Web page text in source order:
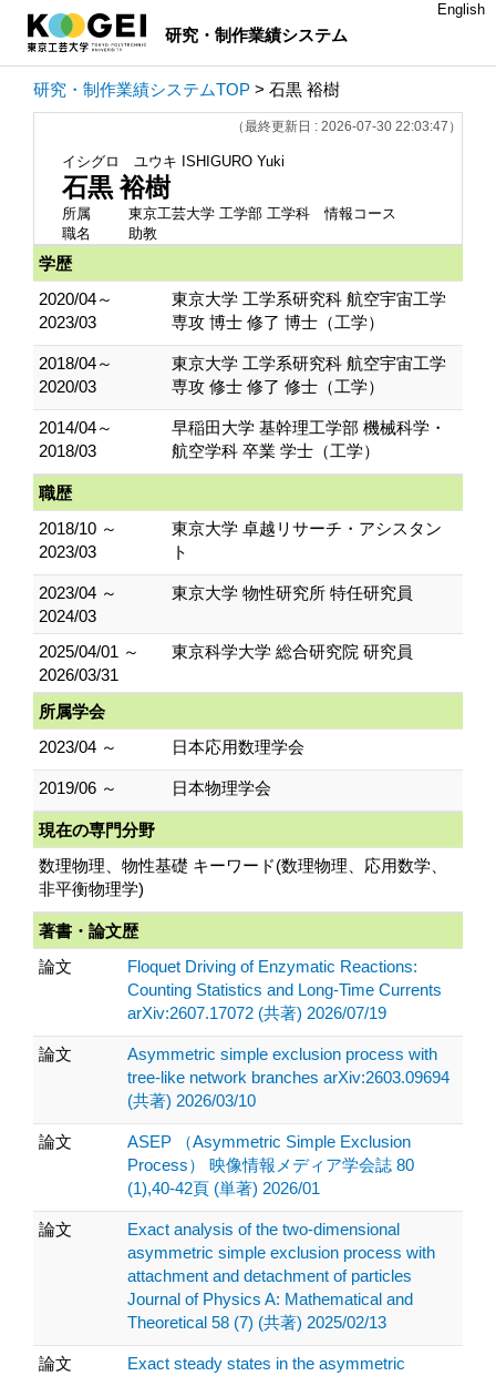
研究・制作業績システム
English
研究・制作業績システムTOP > 石黒 裕樹
（最終更新日 : 2026-07-30 22:03:47）
イシグロ ユウキ ISHIGURO Yuki
石黒 裕樹
所属
東京工芸大学 工学部 工学科 情報コース
職名
助教
学歴
2020/04～
2023/03
東京大学 工学系研究科 航空宇宙工学
専攻 博士 修了 博士（工学）
2018/04～
2020/03
東京大学 工学系研究科 航空宇宙工学
専攻 修士 修了 修士（工学）
2014/04～
2018/03
早稲田大学 基幹理工学部 機械科学・
航空学科 卒業 学士（工学）
職歴
2018/10 ～
2023/03
東京大学 卓越リサーチ・アシスタン
ト
2023/04 ～
2024/03
東京大学 物性研究所 特任研究員
2025/04/01 ～
2026/03/31
東京科学大学 総合研究院 研究員
所属学会
2023/04 ～
日本応用数理学会
2019/06 ～ 日本物理学会
現在の専門分野
数理物理、物性基礎 キーワード(数理物理、応用数学、
非平衡物理学)
著書・論文歴
論文
Floquet Driving of Enzymatic Reactions:
Counting Statistics and Long-Time Currents
arXiv:2607.17072 (共著) 2026/07/19
論文
Asymmetric simple exclusion process with
tree-like network branches arXiv:2603.09694
(共著) 2026/03/10
論文
ASEP （Asymmetric Simple Exclusion
Process） 映像情報メディア学会誌 80
(1),40-42頁 (単著) 2026/01
論文
Exact analysis of the two-dimensional
asymmetric simple exclusion process with
attachment and detachment of particles
Journal of Physics A: Mathematical and
Theoretical 58 (7) (共著) 2025/02/13
論文
Exact steady states in the asymmetric